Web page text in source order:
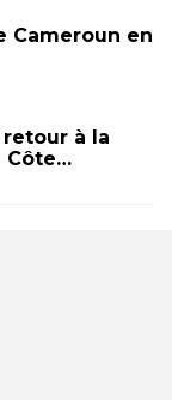
Cameroun en
à la
Côte…